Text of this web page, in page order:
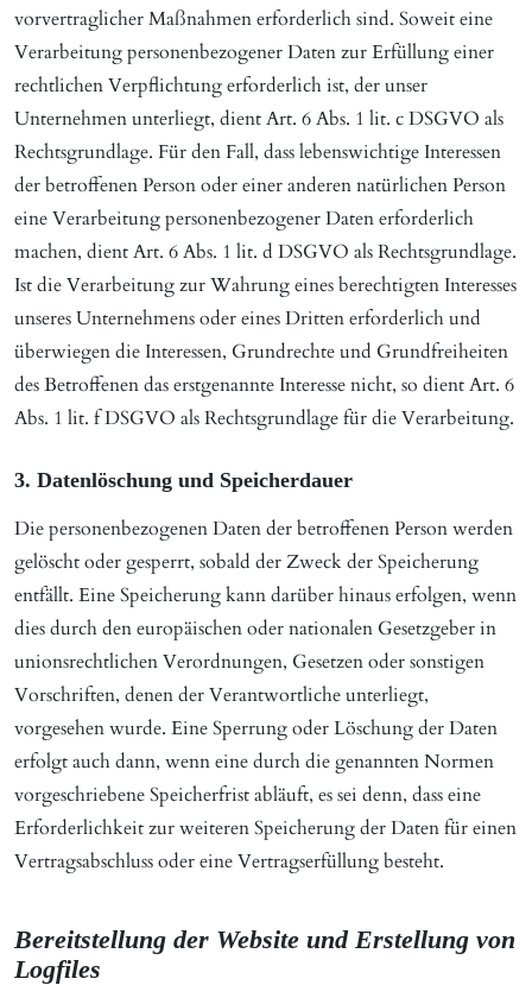
vorvertraglicher Maßnahmen erforderlich sind. Soweit eine
Verarbeitung personenbezogener Daten zur Erfüllung einer
rechtlichen Verpflichtung erforderlich ist, der unser
Unternehmen unterliegt, dient Art. 6 Abs. 1 lit. c DSGVO als
Rechtsgrundlage. Für den Fall, dass lebenswichtige Interessen
der betroffenen Person oder einer anderen natürlichen Person
eine Verarbeitung personenbezogener Daten erforderlich
machen, dient Art. 6 Abs. 1 lit. d DSGVO als Rechtsgrundlage.
Ist die Verarbeitung zur Wahrung eines berechtigten Interesses
unseres Unternehmens oder eines Dritten erforderlich und
überwiegen die Interessen, Grundrechte und Grundfreiheiten
des Betroffenen das erstgenannte Interesse nicht, so dient Art. 6
Abs. 1 lit. f DSGVO als Rechtsgrundlage für die Verarbeitung.
3. Datenlöschung und Speicherdauer
Die personenbezogenen Daten der betroffenen Person werden
gelöscht oder gesperrt, sobald der Zweck der Speicherung
entfällt. Eine Speicherung kann darüber hinaus erfolgen, wenn
dies durch den europäischen oder nationalen Gesetzgeber in
unionsrechtlichen Verordnungen, Gesetzen oder sonstigen
Vorschriften, denen der Verantwortliche unterliegt,
vorgesehen wurde. Eine Sperrung oder Löschung der Daten
erfolgt auch dann, wenn eine durch die genannten Normen
vorgeschriebene Speicherfrist abläuft, es sei denn, dass eine
Erforderlichkeit zur weiteren Speicherung der Daten für einen
Vertragsabschluss oder eine Vertragserfüllung besteht.
Bereitstellung der Website und Erstellung von
Logfiles